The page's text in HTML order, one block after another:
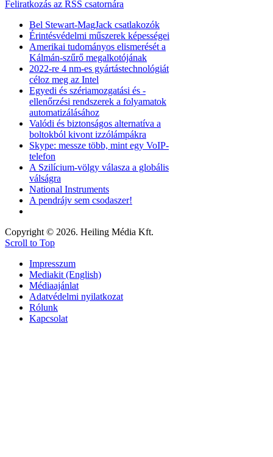
Feliratkozás az RSS csatornára
Bel Stewart-MagJack csatlakozók
Érintésvédelmi műszerek képességei
Amerikai tudományos elismerését a
Kálmán-szűrő megalkotójának
2022-re 4 nm-es gyártástechnológiát
céloz meg az Intel
Egyedi és szériamozgatási és -
ellenőrzési rendszerek a folyamatok
automatizálásához
Valódi és biztonságos alternatíva a
boltokból kivont izzólámpákra
Skype: messze több, mint egy VoIP-
telefon
A Szilícium-völgy válasza a globális
válságra
National Instruments
A pendrájv sem csodaszer!
Copyright © 2026. Heiling Média Kft.
Scroll to Top
Impresszum
Mediakit (English)
Médiaajánlat
Adatvédelmi nyilatkozat
Rólunk
Kapcsolat